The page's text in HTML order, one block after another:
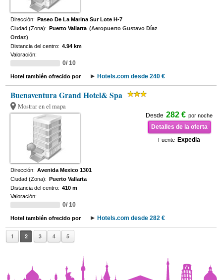
Dirección: Paseo De La Marina Sur Lote H-7
Ciudad (Zona): Puerto Vallarta (Aeropuerto Gustavo Díaz
Ordaz)
Distancia del centro: 4.94 km
Valoración:
0/ 10
Hotel también ofrecido por Hotels.com desde 240 €
Buenaventura Grand Hotel& Spa
Mostrar en el mapa
Desde 282 € por noche
Detalles de la oferta
Fuente Expedia
Dirección: Avenida Mexico 1301
Ciudad (Zona): Puerto Vallarta
Distancia del centro: 410 m
Valoración:
0/ 10
Hotel también ofrecido por Hotels.com desde 282 €
1 2 3 4 5